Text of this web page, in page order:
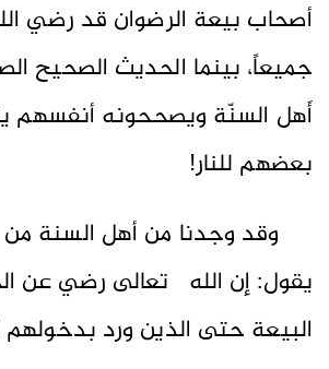
أصحاب بيعة الرضوان قد رضي
جميعاً، بينما الحديث الصحيح
أَهل السنّة ويصححونه أنفسهم
بعضهم للنار!
وقد وجدنا من أهل السنة
يقول: إن الله تعالى رضي عن
البيعة حتى الذين ورد بدخولهم